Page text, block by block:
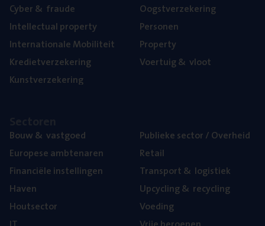
Cyber& fraude
Intel­lec­tu­al property
Inter­na­ti­o­na­le Mobiliteit
Kre­diet­ver­ze­ke­ring
Kunst­ver­ze­ke­ring
Oogst­ver­ze­ke­ring
Per­so­nen
Pro­per­ty
Voer­tuig& vloot
Bouw& vastgoed
Euro­pe­se ambtenaren
Finan­ci­ë­le instellingen
Haven
Hout­sec­tor
Publie­ke sec­tor / Overheid
Retail
Trans­port& logistiek
Upcy­cling& recycling
Voe­ding